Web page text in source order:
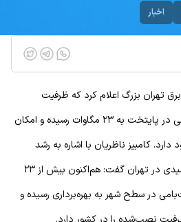
اخبار
تهران بزرگ اعلام کرد که ظرفیت
نیروگاه‌های خورشیدی پشت‌بامی در پایتخت به ۲۳ مگاوات رسیده و امکان
مگاوات وجود دارد. کامبیز ناظریان با اشاره به رشد
چشمگیر استفاده از انرژی خورشیدی در تهران گفت: هم‌اکنون بیش از ۲۳
در سطح شهر به بهره‌برداری رسیده و